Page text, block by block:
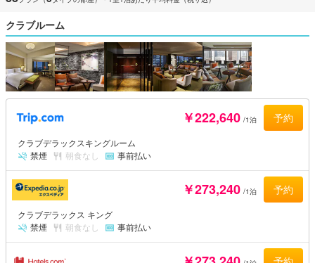
クラブルーム
￥222,640 /1泊 予約
クラブデラックスキングルーム
禁煙
朝食なし 事前払い
￥273,240 /1泊 予約
クラブデラックス キング
禁煙
朝食なし 事前払い